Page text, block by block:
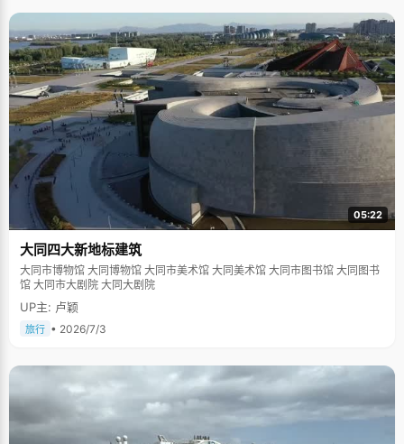
05:22
大同四大新地标建筑
大同市博物馆 大同博物馆 大同市美术馆 大同美术馆 大同市图书馆 大同图书
馆 大同市大剧院 大同大剧院
UP主: 卢颖
旅行 • 2026/7/3